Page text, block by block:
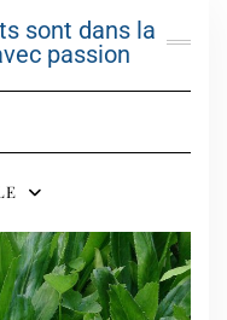
sont dans la
passion
Navigation